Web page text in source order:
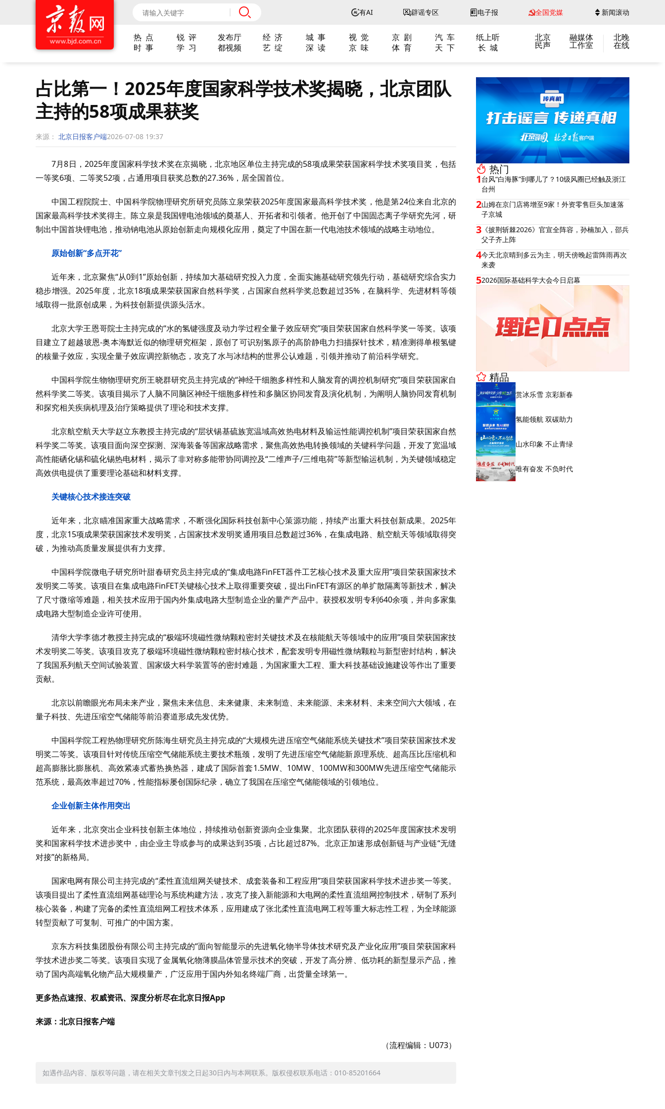
有AI 辟谣专区 电子报 全国党媒 新闻滚动
热 点 锐 评 发布厅 经 济 城 事 视 觉 京 剧 汽 车
纸上听
时 事
学 习 都视频 艺 绽 深 读 京 味 体 育 天 下 长 城
北京
民声
融媒体
工作室
北晚
在线
占比第一！2025年度国家科学技术奖揭晓，北京团队
主持的58项成果获奖
来源： 北京日报客户端2026-07-08 19:37
7月8日，2025年度国家科学技术奖在京揭晓，北京地区单位主持完成的58项成果荣获国家科学技术奖项目奖，包括
一等奖6项、二等奖52项，占通用项目获奖总数的27.36%，居全国首位。
中国工程院院士、中国科学院物理研究所研究员陈立泉荣获2025年度国家最高科学技术奖，他是第24位来自北京的
国家最高科学技术奖得主。陈立泉是我国锂电池领域的奠基人、开拓者和引领者。他开创了中国固态离子学研究先河，研
制出中国首块锂电池，推动钠电池从原始创新走向规模化应用，奠定了中国在新一代电池技术领域的战略主动地位。
原始创新“多点开花”
近年来，北京聚焦“从0到1”原始创新，持续加大基础研究投入力度，全面实施基础研究领先行动，基础研究综合实力
稳步增强。2025年度，北京18项成果荣获国家自然科学奖，占国家自然科学奖总数超过35%，在脑科学、先进材料等领
域取得一批原创成果，为科技创新提供源头活水。
北京大学王恩哥院士主持完成的“水的氢键强度及动力学过程全量子效应研究”项目荣获国家自然科学奖一等奖。该项
目建立了超越玻恩-奥本海默近似的物理研究框架，原创了可识别氢原子的高阶静电力扫描探针技术，精准测得单根氢键
的核量子效应，实现全量子效应调控新物态，攻克了水与冰结构的世界公认难题，引领并推动了前沿科学研究。
中国科学院生物物理研究所王晓群研究员主持完成的“神经干细胞多样性和人脑发育的调控机制研究”项目荣获国家自
然科学奖二等奖。该项目揭示了人脑不同脑区神经干细胞多样性和多脑区协同发育及演化机制，为阐明人脑协同发育机制
和探究相关疾病机理及治疗策略提供了理论和技术支撑。
北京航空航天大学赵立东教授主持完成的“层状锡基硫族宽温域高效热电材料及输运性能调控机制”项目荣获国家自然
科学奖二等奖。该项目面向深空探测、深海装备等国家战略需求，聚焦高效热电转换领域的关键科学问题，开发了宽温域
高性能硒化锡和硫化锡热电材料，揭示了非对称多能带协同调控及“二维声子/三维电荷”等新型输运机制，为关键领域稳定
高效供电提供了重要理论基础和材料支撑。
关键核心技术接连突破
近年来，北京瞄准国家重大战略需求，不断强化国际科技创新中心策源功能，持续产出重大科技创新成果。2025年
度，北京15项成果荣获国家技术发明奖，占国家技术发明奖通用项目总数超过36%，在集成电路、航空航天等领域取得突
破，为推动高质量发展提供有力支撑。
中国科学院微电子研究所叶甜春研究员主持完成的“集成电路FinFET器件工艺核心技术及重大应用”项目荣获国家技术
发明奖二等奖。该项目在集成电路FinFET关键核心技术上取得重要突破，提出FinFET有源区的单扩散隔离等新技术，解决
了尺寸微缩等难题，相关技术应用于国内外集成电路大型制造企业的量产产品中。获授权发明专利640余项，并向多家集
成电路大型制造企业许可使用。
清华大学李德才教授主持完成的“极端环境磁性微纳颗粒密封关键技术及在核能航天等领域中的应用”项目荣获国家技
术发明奖二等奖。该项目攻克了极端环境磁性微纳颗粒密封核心技术，配套发明专用磁性微纳颗粒与新型密封结构，解决
了我国系列航天空间试验装置、国家级大科学装置等的密封难题，为国家重大工程、重大科技基础设施建设等作出了重要
贡献。
北京以前瞻眼光布局未来产业，聚焦‌未来信息、未来健康、未来制造、未来能源、未来材料、未来空间‌六大领域，在
量子科技、先进压缩空气储能等前沿赛道形成先发优势。
中国科学院工程热物理研究所陈海生研究员主持完成的“大规模先进压缩空气储能系统关键技术”项目荣获国家技术发
明奖二等奖。该项目针对传统压缩空气储能系统主要技术瓶颈，发明了先进压缩空气储能新原理系统、超高压比压缩机和
超高膨胀比膨胀机、高效紧凑式蓄热换热器，建成了国际首套1.5MW、10MW、100MW和300MW先进压缩空气储能示
范系统，最高效率超过70%，性能指标屡创国际纪录，确立了我国在压缩空气储能领域的引领地位。
企业创新主体作用突出
近年来，北京突出企业科技创新主体地位，持续推动创新资源向企业集聚。北京团队获得的2025年度国家技术发明
奖和国家科学技术进步奖中，由企业主导或参与的成果达到35项，占比超过87%。北京正加速形成创新链与产业链“无缝
对接”的新格局。
国家电网有限公司主持完成的“柔性直流组网关键技术、成套装备和工程应用”项目荣获国家科学技术进步奖一等奖。
该项目提出了柔性直流组网基础理论与系统构建方法，攻克了接入新能源和大电网的柔性直流组网控制技术，研制了系列
核心装备，构建了完备的柔性直流组网工程技术体系，应用建成了张北柔性直流电网工程等重大标志性工程，为全球能源
转型贡献了可复制、可推广的中国方案。
京东方科技集团股份有限公司主持完成的“面向智能显示的先进氧化物半导体技术研究及产业化应用”项目荣获国家科
学技术进步奖二等奖。该项目实现了金属氧化物薄膜晶体管显示技术的突破，开发了高分辨、低功耗的新型显示产品，推
动了国内高端氧化物产品大规模量产，广泛应用于国内外知名终端厂商，出货量全球第一。
更多热点速报、权威资讯、深度分析尽在北京日报App
来源：北京日报客户端
（流程编辑：U073）
如遇作品内容、版权等问题，请在相关文章刊发之日起30日内与本网联系。版权侵权联系电话：010-85201664
热门
1台风“白海豚”到哪儿了？10级风圈已经触及浙江
台州
2山姆在京门店将增至9家！外资零售巨头加速落
子京城
3 《披荆斩棘2026》官宣全阵容，孙楠加入，邵兵
父子齐上阵
4今天北京晴到多云为主，明天傍晚起雷阵雨再次
来袭
52026国际基础科学大会今日启幕
精品
赏冰乐雪 京彩新春
氢能领航 双碳助力
山水印象 不止青绿
唯有奋发 不负时代